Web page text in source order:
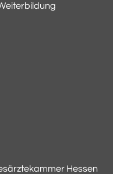
Hessen